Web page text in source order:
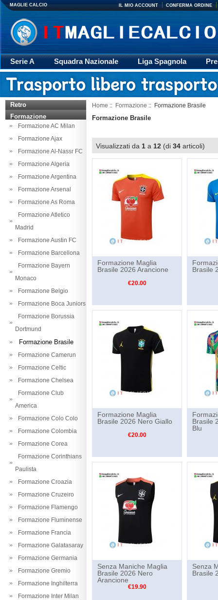
MAGLIE CALCIO IL MIO ACCOUNT CONFERMA ORDINE
Serie A Squadra Nazionale Liga Spagnola
Giacca
Rugby trasporto Retro
Retro
Formazione
Formazione AC Milan
Formazione Ajax
Formazione Al-Nassr FC
Formazione Algeria
Formazione Argentina
Formazione Arsenal
Formazione As Roma
Formazione Atletico
Madrid
Formazione Austin FC
Formazione Barcellona
Formazione Bayern
Monaco
Formazione Belgio
Formazione Boca Juniors
Formazione Borussia
Dortmund
Formazione Brasile
Formazione Camerun
Formazione Celtic
Formazione Chelsea
Formazione Club
America
Formazione Colo Colo
Formazione Colombia
Formazione Corea
Formazione Corinthians
Paulista
Formazione Croazia
Formazione Cruzeiro
Formazione Flamengo
Formazione Fluminense
Formazione Francia
Formazione Galatasaray
Formazione Germania
Formazione Gremio
Formazione Inghilterra
Formazione Inter Milan
Home :: Formazione :: Formazione Brasile
Formazione Brasile
Visualizzati da 1 a 12 (di 34 articoli)
Formazione Maglia
Brasile 2026 Arancione
€20.00
Brasile
Formazione Maglia
Brasile 2026 Nero Giallo
€20.00
Brasile
Blu
Senza Maniche Maglia
Brasile 2026 Nero
Arancione
€19.90
Senza
Brasile